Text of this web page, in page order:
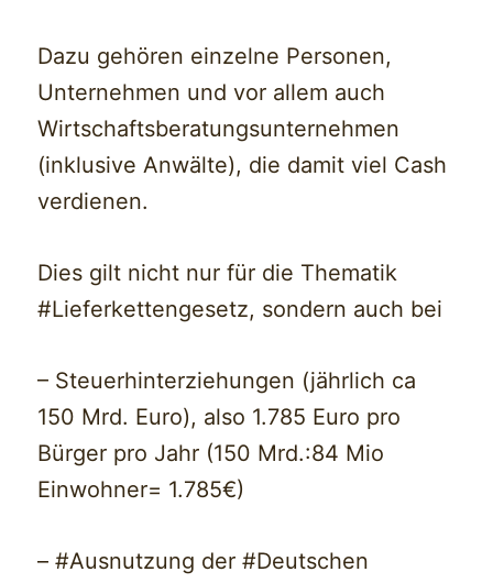
Dazu gehören einzelne Personen,
Unternehmen und vor allem auch
Wirtschaftsberatungsunternehmen
(inklusive Anwälte), die damit viel Cash
verdienen.
Dies gilt nicht nur für die Thematik
#Lieferkettengesetz, sondern auch bei
– Steuerhinterziehungen (jährlich ca
150 Mrd. Euro), also 1.785 Euro pro
Bürger pro Jahr (150 Mrd.:84 Mio
Einwohner= 1.785€)
– #Ausnutzung der #Deutschen